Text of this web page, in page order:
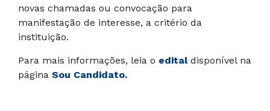
novas chamadas ou convocação para
manifestação de interesse, a critério da
instituição.
Para mais informações, leia o editaldisponível na
página Sou Candidato.